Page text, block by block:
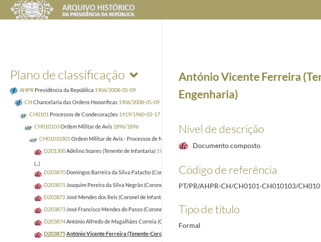
Plano de classificação
AHPR Presidência da República 1906/2008-05-09
CHChancelaria das Ordens Honoríficas 1906/2008-05-09
CH0101 Processos de Condecorações 1919/1960-02-17
CH010103Ordem Militar de Avis 1896/1896
CH01010301 Ordem Militar de Avis - Processos de Nacionais
D201300Adelino Soares (Tenente de Infantaria) 1935-03-20/1938-02-23
(...)
D203870 Domingos Barreira da Silva Patacho (Coronel de Infantaria)1922-03-30/1922-07-15
D203871 Joaquim Pereira da Silva Negrão (Coronel de Infantaria) 1922-03-30/1922-07-15
D203872 José Mendes dos Reis (Coronel de Infantaria)
D203873 José Francisco Mendes do Passo (Coronel de Infantaria)1922-03-30/1922-07-15
D203874António Alfredo de Magalhães Correia (General)
D203875António Vicente Ferreira (Tenente-Coronel Graduado de Engenharia)
António Vicente Ferreira
Engenharia)
Nível de descrição
Documento composto
Código de referência
PT/PR/AHPR-CH/CH0101-CH010103/
Tipo de título
Formal